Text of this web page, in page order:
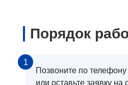
Порядок
1
Позвоните по
или оставьте заявку на